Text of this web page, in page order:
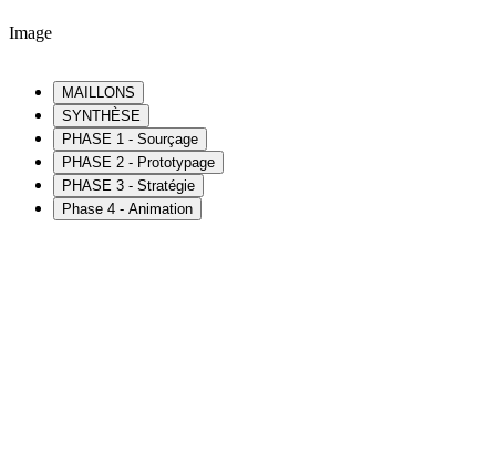
Image
MAILLONS
SYNTHÈSE
PHASE 1 - Sourçage
PHASE 2 - Prototypage
PHASE 3 - Stratégie
Phase 4 - Animation